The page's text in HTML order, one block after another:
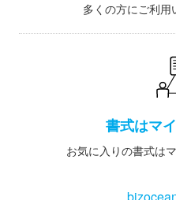
多くの方にご利用
書式はマ
お気に入りの書式は